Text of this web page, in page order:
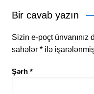
Bir cavab yazın
Sizin e-poçt ünvanınız
sahələr *ilə
Şərh *